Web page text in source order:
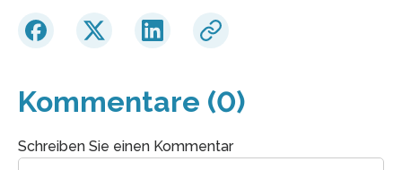
Kommentare (0)
Schreiben Sie einen Kommentar